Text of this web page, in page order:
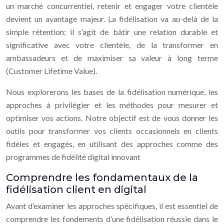
un marché concurrentiel, retenir et engager votre clientèle
devient un avantage majeur. La fidélisation va au-delà de la
simple rétention; il s’agit de bâtir une relation durable et
significative avec votre clientèle, de la transformer en
ambassadeurs et de maximiser sa valeur à long terme
(Customer Lifetime Value).
Nous explorerons les bases de la fidélisation numérique, les
approches à privilégier et les méthodes pour mesurer et
optimiser vos actions. Notre objectif est de vous donner les
outils pour transformer vos clients occasionnels en clients
fidèles et engagés, en utilisant des approches comme des
programmes de fidélité digital innovant
Comprendre les fondamentaux de la
fidélisation client en digital
Avant d’examiner les approches spécifiques, il est essentiel de
comprendre les fondements d’une fidélisation réussie dans le